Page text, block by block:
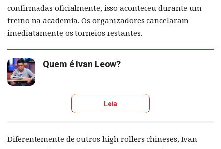
confirmadas oficialmente, isso aconteceu durante um
treino na academia. Os organizadores cancelaram
imediatamente os torneios restantes.
Quem é Ivan Leow?
Leia
Diferentemente de outros high rollers chineses, Ivan